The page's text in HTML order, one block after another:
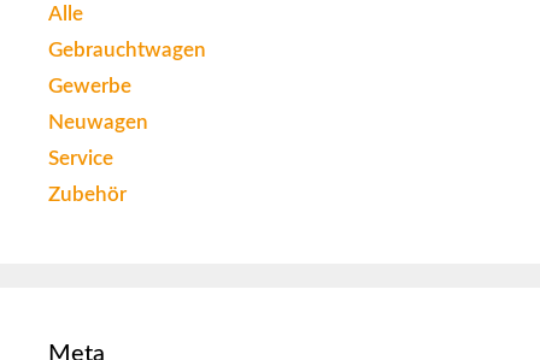
Alle
Gebrauchtwagen
Gewerbe
Neuwagen
Service
Zubehör
Meta